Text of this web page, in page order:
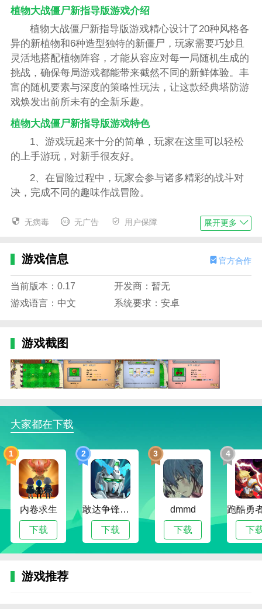
植物大战僵尸新指导版游戏介绍
植物大战僵尸新指导版游戏精心设计了20种风格各
异的新植物和6种造型独特的新僵尸，玩家需要巧妙且
灵活地搭配植物阵容，才能从容应对每一局随机生成的
挑战，确保每局游戏都能带来截然不同的新鲜体验。丰
富的随机要素与深度的策略性玩法，让这款经典塔防游
戏焕发出前所未有的全新乐趣。
植物大战僵尸新指导版游戏特色
1、游戏玩起来十分的简单，玩家在这里可以轻松
的上手游玩，对新手很友好。
2、在冒险过程中，玩家会参与诸多精彩的战斗对
决，完成不同的趣味作战冒险。
3、不断的进行各种塔防挑战，参与更多精彩的对
决，体验全新的游戏乐趣。
4、游戏保留了原作的趣味性，加入了新的玩法，
增加了一些趣味性。
植物大战僵尸新指导版游戏亮点
1、需要合理布置各种植物，利用它们的技能和特
2、需要敏锐的观察力与精准的操作技巧，才能够
3、多样的游戏模式与丰富的玩法设计，给你无尽
的乐趣与无限的可能性。
4、游戏提供了丰富的关卡，每一关都存在不同的
玩法以及挑战。
植物大战僵尸新指导版怎么玩
1、进入游戏后点击冒险模式开始闯关。
2、点击冒险模式后可以选择想要游玩的关卡和难
度。
3、选好后需要挑选当前关卡里使用的植物，选好
植物后就会正式开始。
动植物就可以将其种植在不同的位置。
无病毒 无广告 用户保障 展开更多
游戏信息 官方合作
当前版本：0.17
开发商：暂无
游戏语言：中文
系统要求：安卓
游戏截图
大家都在下载
1
内卷求生
下载
2
敢达争锋对决无限钻石版
下载
3
dmmd
下载
4
下
游戏推荐